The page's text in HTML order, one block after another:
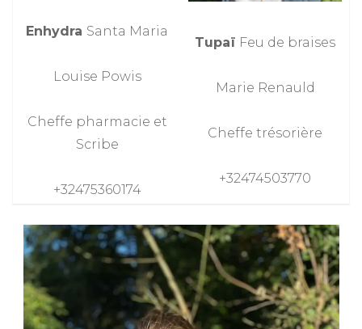
Enhydra Santa Maria
Louise Powis
Cheffe pharmacie et
Scribe
+32475360174
Tupaï Feu de braises
Marie Renauld
Cheffe trésorière
+32474503770